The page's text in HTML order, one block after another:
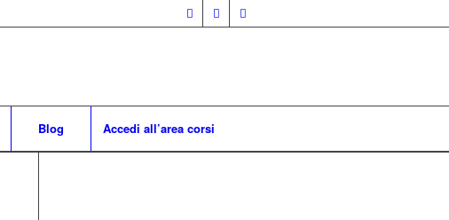
Blog Accedi all’area corsi